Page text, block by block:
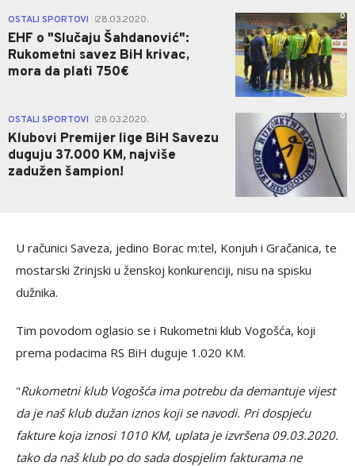
OSTALI SPORTOVI 28.03.2020.
EHF o "Slučaju Šahdanović":
Rukometni savez BiH krivac,
mora da plati 750€
0
OSTALI SPORTOVI 28.03.2020.
Klubovi Premijer lige BiH Savezu
duguju 37.000 KM, najviše
zadužen šampion!
0
U računici Saveza, jedino Borac m:tel, Konjuh i Gračanica, te
mostarski Zrinjski u ženskoj konkurenciji, nisu na spisku
dužnika.
Tim povodom oglasio se i Rukometni klub Vogošća, koji
prema podacima RS BiH duguje 1.020 KM.
"Rukometni klub Vogošća ima potrebu da demantuje vijest
da je naš klub dužan iznos koji se navodi. Pri dospjeću
fakture koja iznosi 1010 KM, uplata je izvršena 09.03.2020.
tako da naš klub po do sada dospjelim fakturama ne